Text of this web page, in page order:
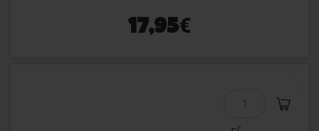
17,95€